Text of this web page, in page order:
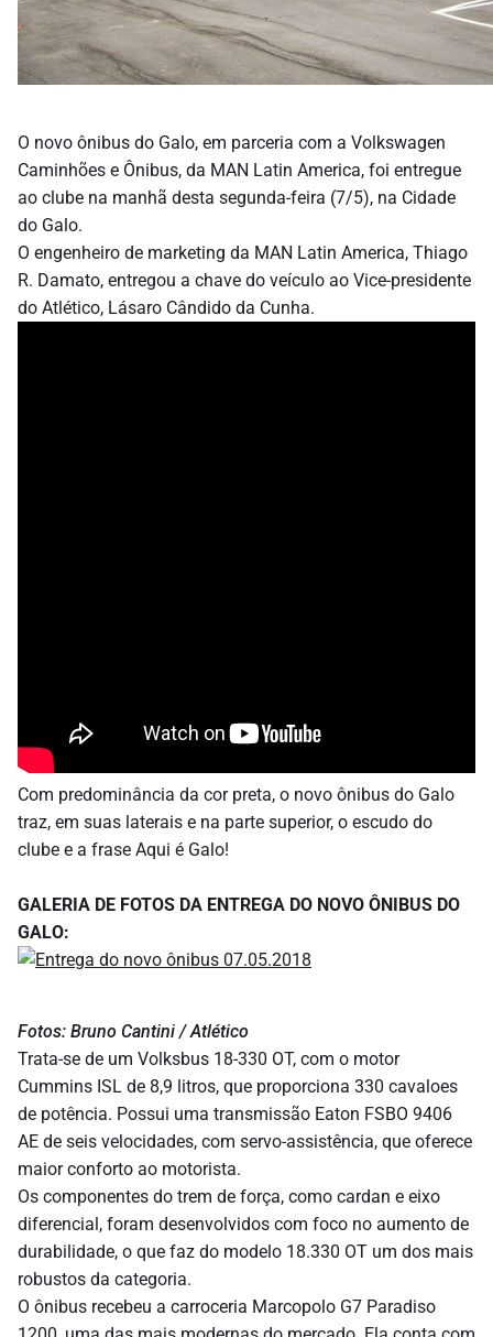
O novo ônibus do Galo, em parceria com a Volkswagen
Caminhões e Ônibus, da MAN Latin America, foi entregue
ao clube na manhã desta segunda-feira (7/5), na Cidade
do Galo.
O engenheiro de marketing da MAN Latin America, Thiago
R. Damato, entregou a chave do veículo ao Vice-presidente
do Atlético, Lásaro Cândido da Cunha.
Com predominância da cor preta, o novo ônibus do Galo
traz, em suas laterais e na parte superior, o escudo do
clube e a frase Aqui é Galo!
GALERIA DE FOTOS DA ENTREGA DO NOVO ÔNIBUS DO
GALO:
Fotos: Bruno Cantini / Atlético
Trata-se de um Volksbus 18-330 OT, com o motor
Cummins ISL de 8,9 litros, que proporciona 330 cavaloes
de potência. Possui uma transmissão Eaton FSBO 9406
AE de seis velocidades, com servo-assistência, que oferece
maior conforto ao motorista.
Os componentes do trem de força, como cardan e eixo
diferencial, foram desenvolvidos com foco no aumento de
durabilidade, o que faz do modelo 18.330 OT um dos mais
robustos da categoria.
O ônibus recebeu a carroceria Marcopolo G7 Paradiso